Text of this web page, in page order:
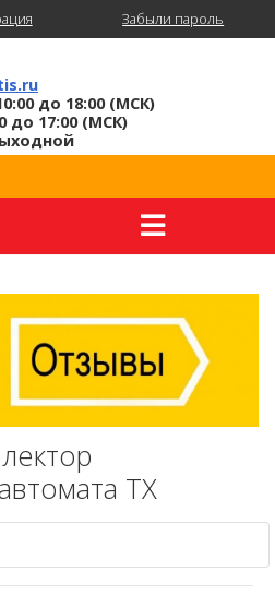
Забыли пароль
до 18:00 (МСК)
до 17:00 (МСК)
TX